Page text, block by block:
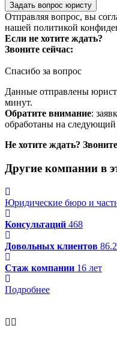
Задать вопрос юристу
Отправляя вопрос, вы
нашей политикой
Если не хотите ждать?
Звоните сейчас:
Спасибо за вопрос
Данные отправлены
минут.
Обратите внимание:
обработаны на следующий
Не хотите ждать?
Другие компании в
Юридические бюро и
Консультаций 468
Довольных клиентов
Стаж компании 16 лет
Подробнее